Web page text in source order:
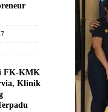
FK-KMK
Klinik